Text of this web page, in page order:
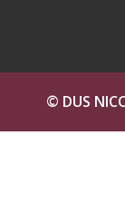
Ciré à Auch
© DUS